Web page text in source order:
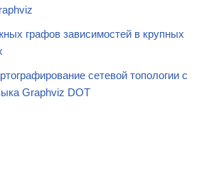
графов зависимостей в крупных
сетевой топологии с
Graphviz DOT